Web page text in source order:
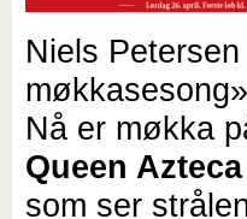
Niels
Nå er møkka
Queen Azteca
som ser